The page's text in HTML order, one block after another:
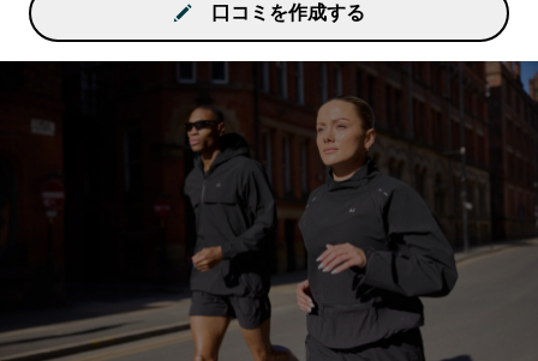
口コミを作成する